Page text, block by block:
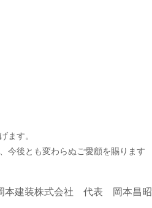
ます。
今後とも変わらぬご愛顧を賜ります
本建装株式会社 代表 岡本昌昭